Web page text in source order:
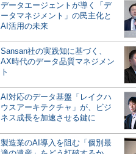
データエージェントが導く「デ
ータマネジメント」の民主化と
AI活用の未来
Sansan社の実践知に基づく、
AX時代のデータ品質マネジメン
ト
AI対応のデータ基盤「レイクハ
ウスアーキテクチャ」が、ビジ
ネス成長を加速させる鍵に
製造業のAI導入を阻む「個別最